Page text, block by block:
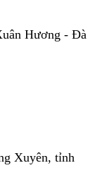
Hương - Đà
Xuyên, tỉnh